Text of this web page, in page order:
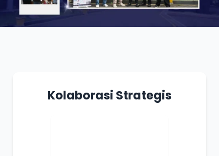
Kolaborasi Strategis